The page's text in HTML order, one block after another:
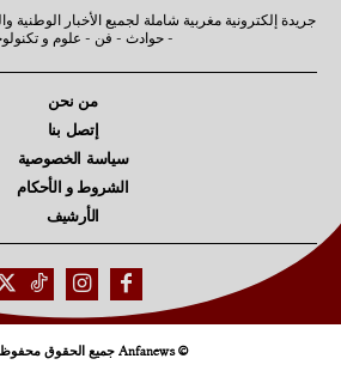
جريدة إلكترونية مغربية شاملة لجميع الأخبار
- حوادث - فن - علوم و
من نحن
إتصل بنا
سياسة الخصوصية
الشروط و الأحكام
الأرشيف
© Anfanews جميع الحقوق محفوظة لموقع